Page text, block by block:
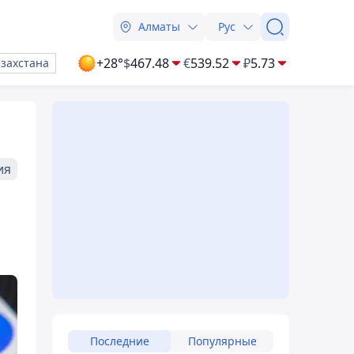
Алматы Рус
+28°$467.48 €539.52 ₽5.73
Последние Популярные